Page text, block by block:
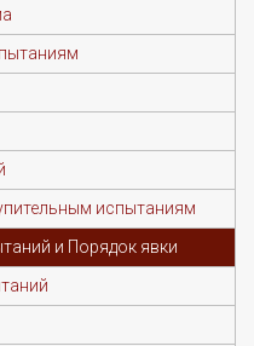
испытаниям
и Порядок явки